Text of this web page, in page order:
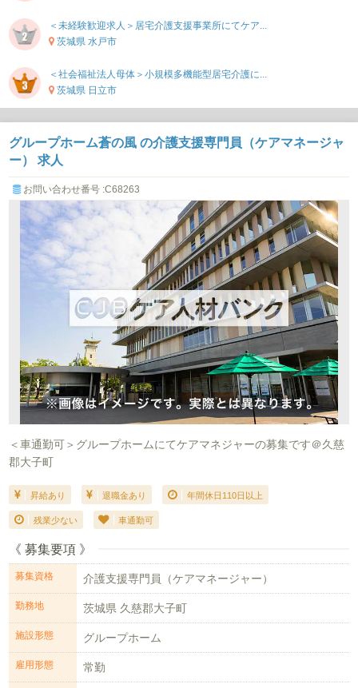
＜未経験歓迎求人＞居宅介護支援事業所にてケア...
茨城県 水戸市
＜社会福祉法人母体＞小規模多機能型居宅介護に...
茨城県 日立市
グループホーム蒼の風 の介護支援専門員（ケアマネージャ
ー） 求人
お問い合わせ番号 :C68263
＜車通勤可＞グループホームにてケアマネジャーの募集です＠久慈
郡大子町
昇給あり 退職金あり 年間休日110日以上
残業少ない 車通勤可
《 募集要項 》
募集資格 介護支援専門員（ケアマネージャー）
勤務地 茨城県 久慈郡大子町
施設形態 グループホーム
雇用形態 常勤